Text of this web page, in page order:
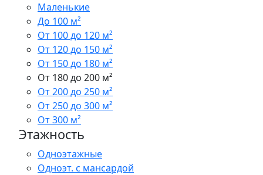
Маленькие
До 100 м²
От 100 до 120 м²
От 120 до 150 м²
От 150 до 180 м²
От 180 до 200 м²
От 200 до 250 м²
От 250 до 300 м²
От 300 м²
Этажность
Одноэтажные
Одноэт. с мансардой